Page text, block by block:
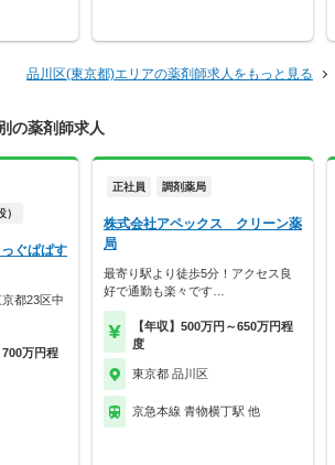
品川区(東京都)エリアの薬剤師求人をもっと見る
の薬剤師求人
ぐぱぱす
都23区中
700万円程
正社員 調剤薬局
株式会社アペックス クリーン薬
局
最寄り駅より徒歩5分！アクセス良
好で通勤も楽々です…
【年収】500万円～650万円程
度
東京都 品川区
京急本線 青物横丁駅 他